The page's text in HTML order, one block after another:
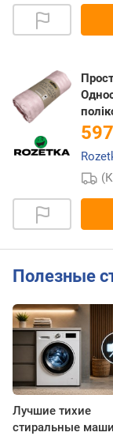
597
Полезные
Лучшие тихие
стиральные